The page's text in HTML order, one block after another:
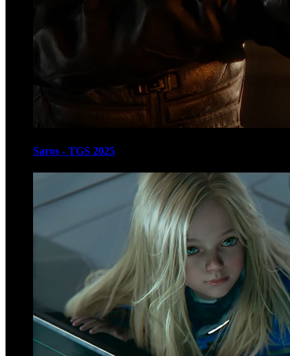
Saros - TGS 2025